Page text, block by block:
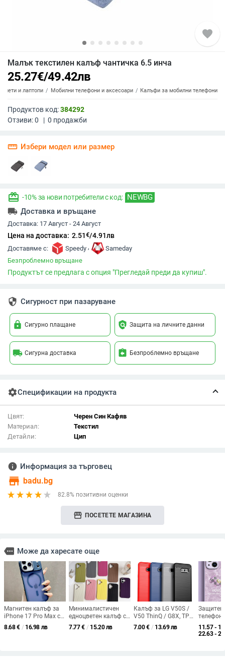
favorite
Малък текстилен калъф чантичка 6.5 инча
25.27€/49.42лв
и лаптопи Мобилни телефони и аксесоари Калъфи за мобилни телефони
Продуктов код:384292
Отзиви:0 | 0 продажби
straighten Избери модел или размер
redeem -10% за нови потребители с код: NEWBG
local_shipping Доставка и връщане
Доставка: 17 Август - 24 Август
Цена на доставка: 2.51€/4.91лв
Доставяме с: Speedy ,
Sameday
Безпроблемно връщане
Продуктът се предлага с опция "Прегледай преди да купиш".
security Сигурност при пазаруване
lock Сигурно плащане policy Защита на личните данни
local_shipping Сигурна доставка assignment_return Безпроблемно връщане
settingsСпецификации на продукта
Цвят:
Черен Син Кафяв
Материал:
Текстил
Детайли:
Цип
info Информация за търговец
store badu.bg
82.8% позитивни оценки
storefront ПОСЕТЕТЕ МАГАЗИНА
more Може да харесате още
Магнитен калъф за
iPhone 17 Pro Max с
матов допир и
метален огледален
8.68€ / 16.98 лв
Минималистичен
едноцветен калъф с
плетена текстура за
iPhone 17 Pro Max,
7.77€ / 15.20 лв
Калъф за LG V50S /
V50 ThinQ / G8X, TPU
инжекционен корпус
— поддържа
7.00€ / 13.69 лв
Защитен
телефон,
11.57 -
22.63 -